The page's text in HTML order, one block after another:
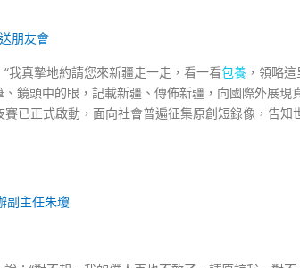
朋友會
我真摯地約請您來新疆走一走，看一看包養 ，領略這
、鏡頭中的眼，記載新疆、傳佈新疆，向國際外展現
已正式啟動，面向社會普遍征集原創短錄像，告知
副主任朱瓊